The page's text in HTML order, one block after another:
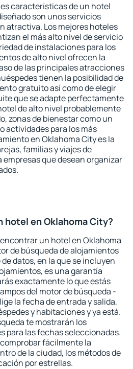
características de un hotel
son unos servicios
atractiva. Los mejores hoteles
el más alto nivel de servicio
de instalaciones para los
de alto nivel ofrecen la
de las principales atracciones
tienen la posibilidad de
gratuito así como de elegir
que se adapte perfectamente
de alto nivel probablemente
zonas de bienestar como un
actividades para los más
en Oklahoma City es la
familias y viajes de
empresas que desean organizar
hotel en Oklahoma City?
un hotel en Oklahoma
de búsqueda de alojamientos
datos, en la que se incluyen
es una garantía
exactamente lo que estás
del motor de búsqueda -
la fecha de entrada y salida,
y habitaciones y ya está.
te mostrarán los
para las fechas seleccionadas.
fácilmente la
de la ciudad, los métodos de
por estrellas.